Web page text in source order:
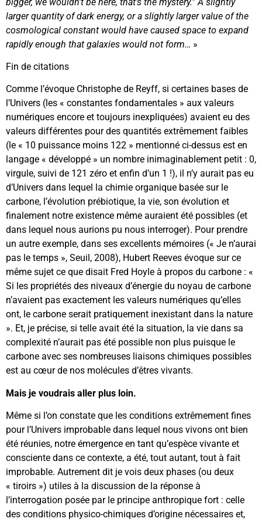
larger quantity of dark energy, or a slightly larger value of the
cosmological constant would have caused space to expand
rapidly enough that galaxies would not form… »
Fin de citations
Comme l’évoque Christophe de Reyff, si certaines bases de
l’Univers (les « constantes fondamentales » aux valeurs
numériques encore et toujours inexpliquées) avaient eu des
valeurs différentes pour des quantités extrêmement faibles
(le « 10 puissance moins 122 » mentionné ci-dessus est en
langage « développé » un nombre inimaginablement petit : 0,
virgule, suivi de 121 zéro et enfin d’un 1 !), il n’y aurait pas eu
d’Univers dans lequel la chimie organique basée sur le
carbone, l’évolution prébiotique, la vie, son évolution et
finalement notre existence même auraient été possibles (et
dans lequel nous aurions pu nous interroger). Pour prendre
un autre exemple, dans ses excellents mémoires (« Je n’aurai
pas le temps », Seuil, 2008), Hubert Reeves évoque sur ce
même sujet ce que disait Fred Hoyle à propos du carbone : «
Si les propriétés des niveaux d’énergie du noyau de carbone
n’avaient pas exactement les valeurs numériques qu’elles
ont, le carbone serait pratiquement inexistant dans la nature
». Et, je précise, si telle avait été la situation, la vie dans sa
complexité n’aurait pas été possible non plus puisque le
carbone avec ses nombreuses liaisons chimiques possibles
est au cœur de nos molécules d’êtres vivants.
Mais je voudrais aller plus loin.
Même si l’on constate que les conditions extrêmement fines
pour l’Univers improbable dans lequel nous vivons ont bien
été réunies, notre émergence en tant qu’espèce vivante et
consciente dans ce contexte, a été, tout autant, tout à fait
improbable. Autrement dit je vois deux phases (ou deux
« tiroirs ») utiles à la discussion de la réponse à
l’interrogation posée par le principe anthropique fort : celle
des conditions physico-chimiques d’origine nécessaires et,